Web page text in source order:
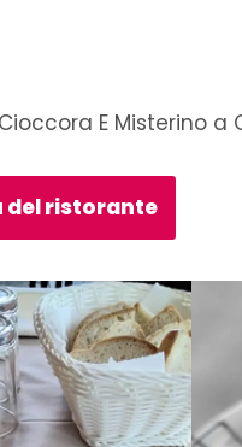
E Misterino a
del ristorante